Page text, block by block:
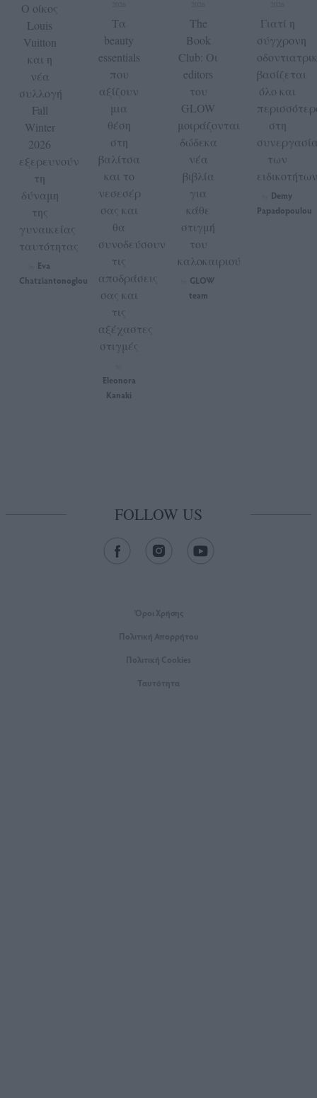
Ο οίκος
Louis
Vuitton
και η
νέα
συλλογή
Fall
Winter
2026
εξερευνούν
τη
δύναμη
της
γυναικείας
ταυτότητας
Eva
Chatziantonoglou
Τα
beauty
essentials
που
αξίζουν
μια
θέση
στη
βαλίτσα
και το
νεσεσέρ
σας και
θα
συνοδεύσουν
τις
αποδράσεις
σας και
τις
αξέχαστες
στιγμές
Eleonora
Kanaki
The
Book
Club: Οι
editors
του
GLOW
μοιράζονται
δώδεκα
νέα
βιβλία
για
κάθε
στιγμή
του
καλοκαιριού
GLOW
team
Γιατί η
σύγχρονη
βασίζεται
όλο και
στη
των
Demy
Papadopoulou
FOLLOW US
Όροι Xρήσης
Πολιτική Απορρήτου
Πολιτική Cookies
Ταυτότητα